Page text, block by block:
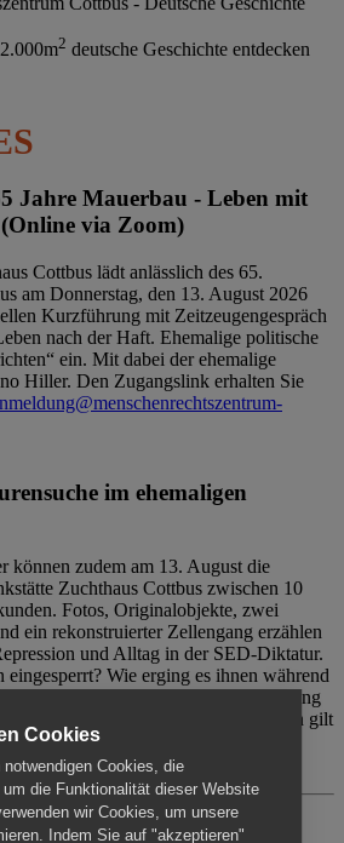
2 deutsche Geschichte entdecken
Jahre Mauerbau - Leben mit
via Zoom)
Cottbus lädt anlässlich des 65.
am Donnerstag, den 13. August 2026
Kurzführung mit Zeitzeugengespräch
nach der Haft. Ehemalige politische
ein. Mit dabei der ehemalige
Hiller. Den Zugangslink erhalten Sie
im ehemaligen
können zudem am 13. August die
Zuchthaus Cottbus zwischen 10
Fotos, Originalobjekte, zwei
ein rekonstruierter Zellengang erzählen
und Alltag in der SED-Diktatur.
Wie erging es ihnen während
erfolgt individuell ohne Betreuung
Cottbus. Für Begleitpersonen gilt
5€).
Cookies
notwendigen Cookies, die
die Funktionalität dieser Website
wir Cookies, um unsere
Indem Sie auf "akzeptieren"